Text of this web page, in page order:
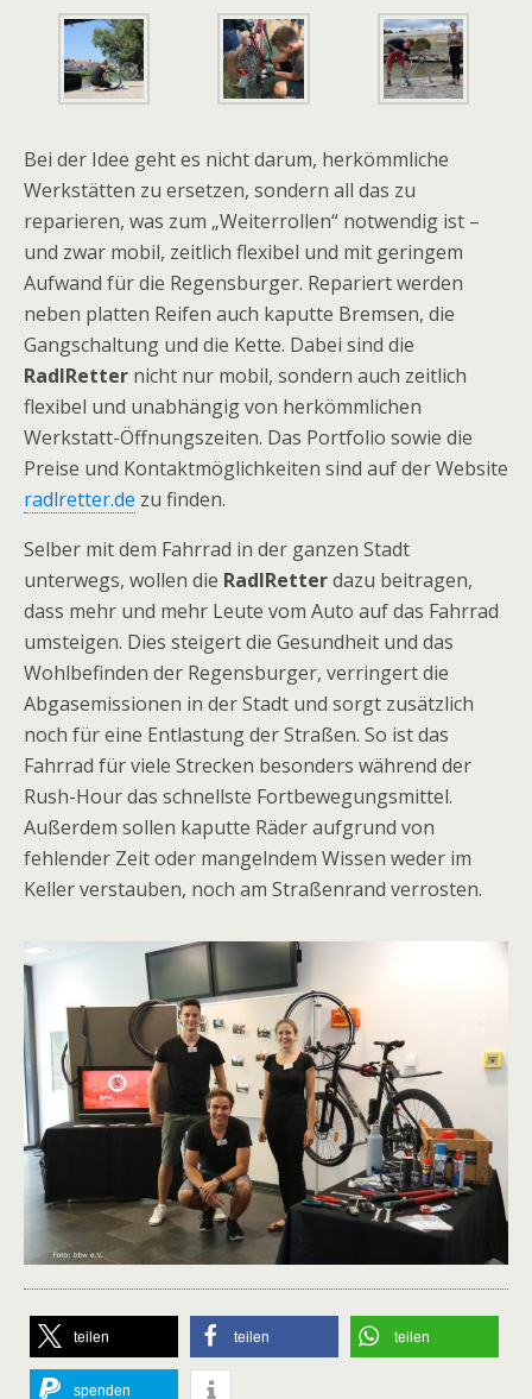
Bei der Idee geht es nicht darum, herkömmliche
Werkstätten zu ersetzen, sondern all das zu
reparieren, was zum „Weiterrollen“ notwendig ist –
und zwar mobil, zeitlich flexibel und mit geringem
Aufwand für die Regensburger. Repariert werden
neben platten Reifen auch kaputte Bremsen, die
Gangschaltung und die Kette. Dabei sind die
RadlRetter nicht nur mobil, sondern auch zeitlich
flexibel und unabhängig von herkömmlichen
Werkstatt-Öffnungszeiten. Das Portfolio sowie die
Preise und Kontaktmöglichkeiten sind auf der Website
radlretter.de zu finden.
Selber mit dem Fahrrad in der ganzen Stadt
unterwegs, wollen die RadlRetterdazu beitragen,
dass mehr und mehr Leute vom Auto auf das Fahrrad
umsteigen. Dies steigert die Gesundheit und das
Wohlbefinden der Regensburger, verringert die
Abgasemissionen in der Stadt und sorgt zusätzlich
noch für eine Entlastung der Straßen. So ist das
Fahrrad für viele Strecken besonders während der
Rush-Hour das schnellste Fortbewegungsmittel.
Außerdem sollen kaputte Räder aufgrund von
fehlender Zeit oder mangelndem Wissen weder im
Keller verstauben, noch am Straßenrand verrosten.
teilen teilen teilen
spenden